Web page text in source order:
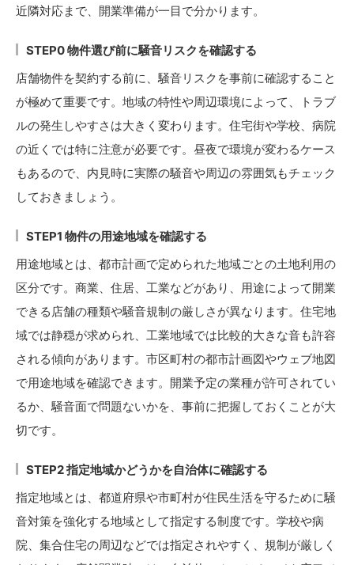
近隣対応まで、開業準備が一目で分かります。
STEP0 物件選び前に騒音リスクを確認する
店舗物件を契約する前に、騒音リスクを事前に確認すること
が極めて重要です。地域の特性や周辺環境によって、トラブ
ルの発生しやすさは大きく変わります。住宅街や学校、病院
の近くでは特に注意が必要です。昼夜で環境が変わるケース
もあるので、内見時に実際の騒音や周辺の雰囲気もチェック
しておきましょう。
STEP1 物件の用途地域を確認する
用途地域とは、都市計画で定められた地域ごとの土地利用の
区分です。商業、住居、工業などがあり、用途によって開業
できる店舗の種類や騒音規制の厳しさが異なります。住宅地
域では静穏が求められ、工業地域では比較的大きな音も許容
される傾向があります。市区町村の都市計画図やウェブ地図
で用途地域を確認できます。開業予定の業種が許可されてい
るか、騒音面で問題ないかを、事前に把握しておくことが大
切です。
STEP2 指定地域かどうかを自治体に確認する
指定地域とは、都道府県や市町村が住民生活を守るために騒
音対策を強化する地域として指定する制度です。学校や病
院、集合住宅の周辺などでは指定されやすく、規制が厳しく